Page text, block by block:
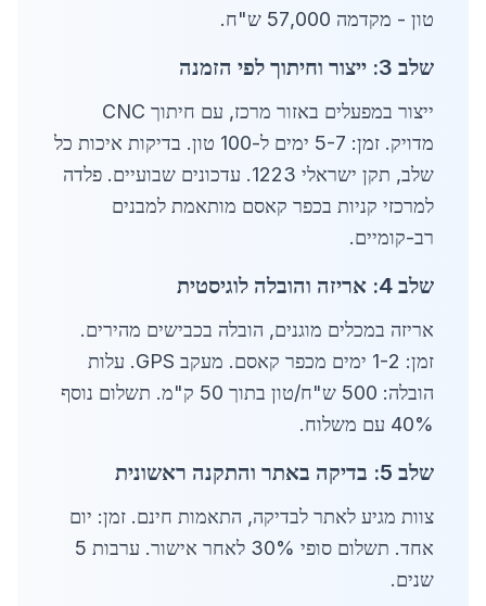
טון - מקדמה 57,000 ש"ח.
שלב 3: ייצור וחיתוך לפי הזמנה
ייצור במפעלים באזור מרכז, עם חיתוך CNC
מדויק. זמן: 5-7 ימים ל-100 טון. בדיקות איכות כל
שלב, תקן ישראלי 1223. עדכונים שבועיים. פלדה
למרכזי קניות בכפר קאסם מותאמת למבנים
רב-קומיים.
שלב 4: אריזה והובלה לוגיסטית
אריזה במכלים מוגנים, הובלה בכבישים מהירים.
זמן: 1-2 ימים מכפר קאסם. מעקב GPS. עלות
הובלה: 500 ש"ח/טון בתוך 50 ק"מ. תשלום נוסף
40% עם משלוח.
שלב 5: בדיקה באתר והתקנה ראשונית
צוות מגיע לאתר לבדיקה, התאמות חינם. זמן: יום
אחד. תשלום סופי 30% לאחר אישור. ערבות 5
שנים.